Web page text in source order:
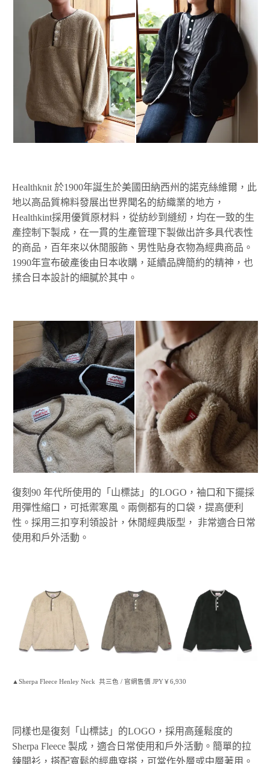
Healthknit 於1900年誕生於美國田納西州的諾克絲維爾，此
地以高品質棉料發展出世界聞名的紡織業的地方，
Healthkint採用優質原材料，從紡紗到縫紉，均在一致的生
產控制下製成，在一貫的生產管理下製做出許多具代表性
的商品，百年來以休閒服飾、男性貼身衣物為經典商品。
1990年宣布破產後由日本收購，延續品牌簡約的精神，也
揉合日本設計的細膩於其中。
復刻90 年代所使用的「山標誌」的LOGO，袖口和下擺採
用彈性縮口，可抵禦寒風。兩側都有的口袋，提高便利
性。採用三扣亨利領設計，休閒經典版型， 非常適合日常
使用和戶外活動。
▲Sherpa Fleece Henley Neck 共三色 / 官網售價 JPY￥6,930
同樣也是復刻「山標誌」的LOGO，採用高蓬鬆度的
Sherpa Fleece 製成，適合日常使用和戶外活動。簡單的拉
鍊開衫，搭配寬鬆的經典穿搭，可當作外層或中層著用。